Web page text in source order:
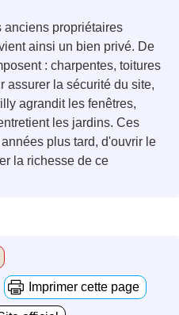
anciens propriétaires
ainsi un bien privé. De
: charpentes, toitures
assurer la sécurité du site,
agrandit les fenêtres,
les jardins. Ces
plus tard, d'ouvrir le
la richesse de ce
Imprimer cette page